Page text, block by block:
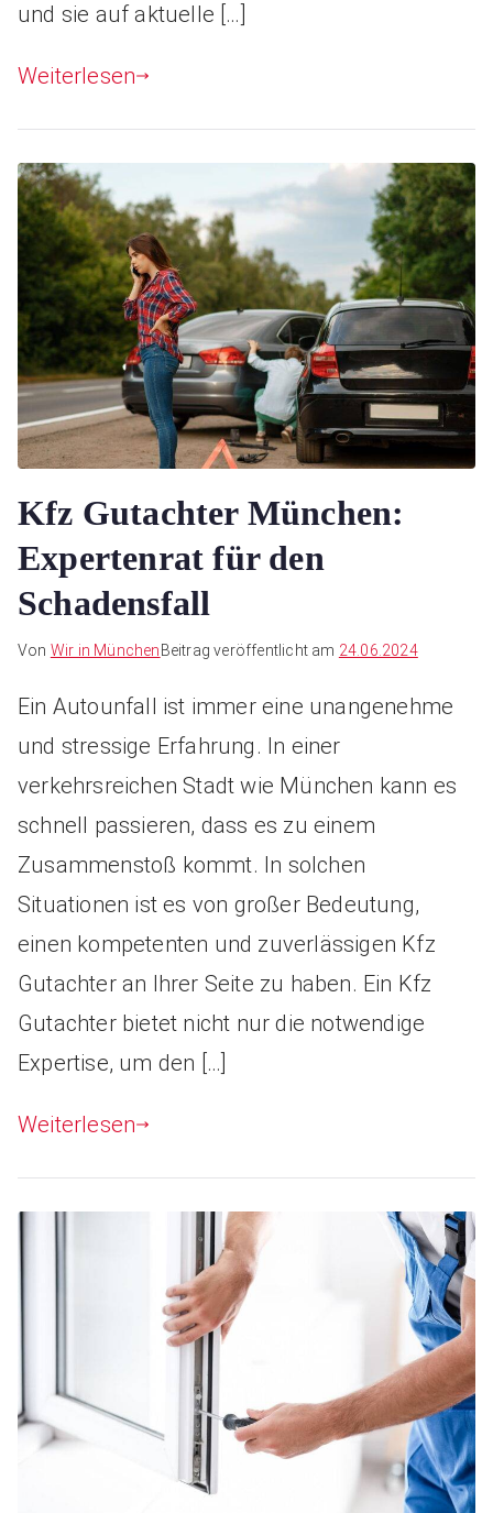
und sie auf aktuelle […]
Weiterlesen
Kfz Gutachter München:
Expertenrat für den
Schadensfall
Von Wir in München Beitrag veröffentlicht am 24.06.2024
Ein Autounfall ist immer eine unangenehme
und stressige Erfahrung. In einer
verkehrsreichen Stadt wie München kann es
schnell passieren, dass es zu einem
Zusammenstoß kommt. In solchen
Situationen ist es von großer Bedeutung,
einen kompetenten und zuverlässigen Kfz
Gutachter an Ihrer Seite zu haben. Ein Kfz
Gutachter bietet nicht nur die notwendige
Expertise, um den […]
Weiterlesen